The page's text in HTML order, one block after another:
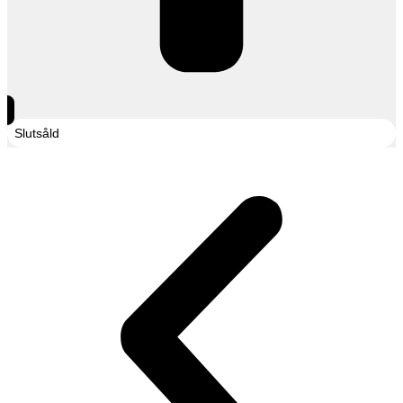
Slutsåld